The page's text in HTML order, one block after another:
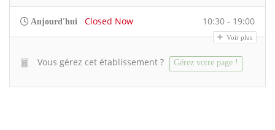
Aujourd'hui Closed Now 10:30 - 19:00
Voir plus
Vous gérez cet établissement ? Gérez votre page !